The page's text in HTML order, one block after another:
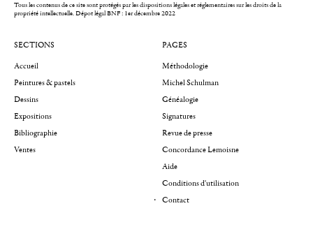
Tous les contenus de ce site sont protégés par les dispositions légales et réglementaires sur les droits de la
propriété intellectuelle.Dépot légal BNF : 1er décembre 2022
SECTIONS
Accueil
Peintures & pastels
Dessins
Expositions
Bibliographie
Ventes
PAGES
Méthodologie
Michel Schulman
Généalogie
Signatures
Revue de presse
Concordance Lemoisne
Aide
Conditions d'utilisation
Contact